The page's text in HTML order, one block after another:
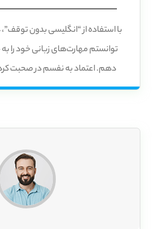
با استفاده از “انگلیسی بدون توقف”،
توانستم مهارت‌های زبانی خود را به
دهم. اعتماد به نفسم در صحبت
افزایش یافت و می‌توانم بدون هیچ